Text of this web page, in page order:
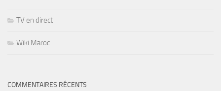
TV en direct
Wiki Maroc
COMMENTAIRES RÉCENTS